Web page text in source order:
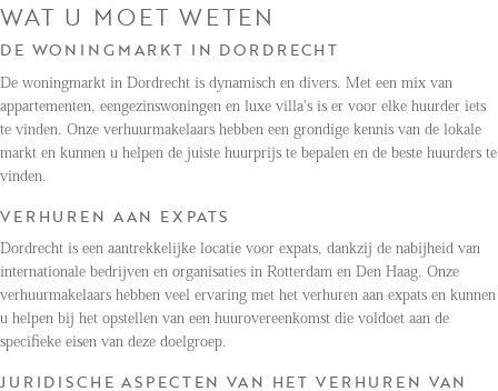
WAT U MOET WETEN
DE WONINGMARKT IN DORDRECHT
De woningmarkt in Dordrecht is dynamisch en divers. Met een mix van
appartementen, eengezinswoningen en luxe villa's is er voor elke huurder iets
te vinden. Onze verhuurmakelaars hebben een grondige kennis van de lokale
markt en kunnen u helpen de juiste huurprijs te bepalen en de beste huurders te
vinden.
VERHUREN AAN EXPATS
Dordrecht is een aantrekkelijke locatie voor expats, dankzij de nabijheid van
internationale bedrijven en organisaties in Rotterdam en Den Haag. Onze
verhuurmakelaars hebben veel ervaring met het verhuren aan expats en kunnen
u helpen bij het opstellen van een huurovereenkomst die voldoet aan de
specifieke eisen van deze doelgroep.
JURIDISCHE ASPECTEN VAN HET VERHUREN VAN